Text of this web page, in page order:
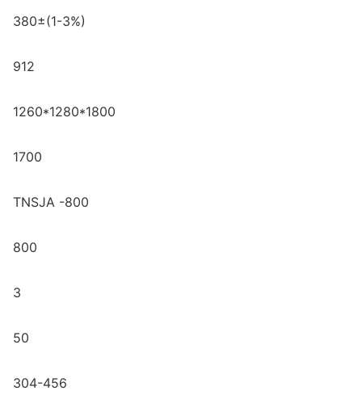
380±(1-3%)
912
1260*1280*1800
1700
TNSJA -800
800
3
50
304-456